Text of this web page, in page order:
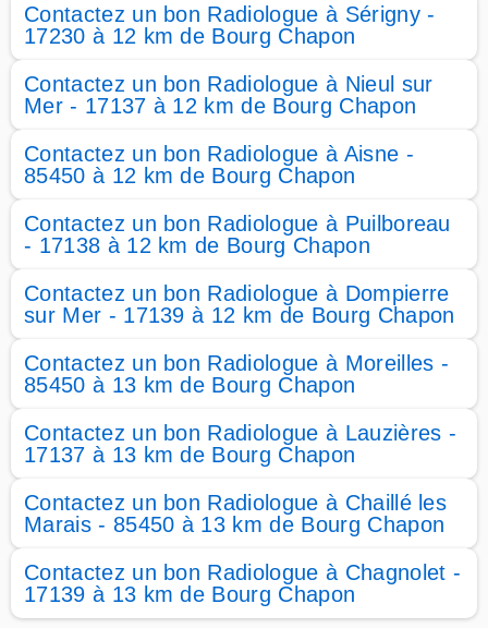
Contactez un bon Radiologue à Sérigny -
17230 à 12 km de Bourg Chapon
Contactez un bon Radiologue à Nieul sur
Mer - 17137 à 12 km de Bourg Chapon
Contactez un bon Radiologue à Aisne -
85450 à 12 km de Bourg Chapon
Contactez un bon Radiologue à Puilboreau
- 17138 à 12 km de Bourg Chapon
Contactez un bon Radiologue à Dompierre
sur Mer - 17139 à 12 km de Bourg Chapon
Contactez un bon Radiologue à Moreilles -
85450 à 13 km de Bourg Chapon
Contactez un bon Radiologue à Lauzières -
17137 à 13 km de Bourg Chapon
Contactez un bon Radiologue à Chaillé les
Marais - 85450 à 13 km de Bourg Chapon
Contactez un bon Radiologue à Chagnolet -
17139 à 13 km de Bourg Chapon